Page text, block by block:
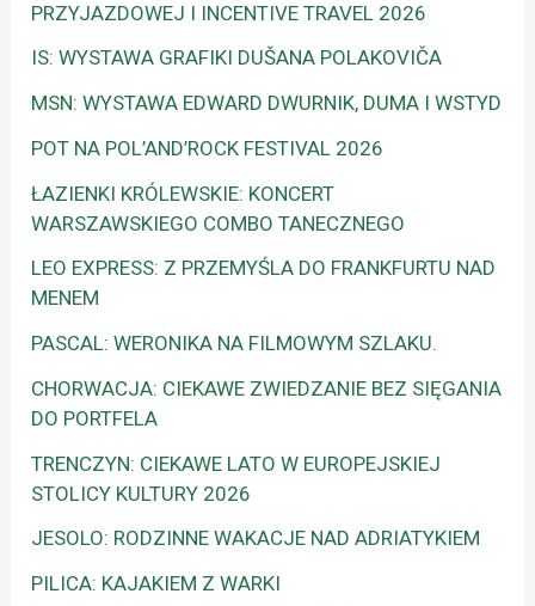
PRZYJAZDOWEJ I INCENTIVE TRAVEL 2026
IS: WYSTAWA GRAFIKI DUŠANA POLAKOVIČA
MSN: WYSTAWA EDWARD DWURNIK, DUMA I WSTYD
POT NA POL’AND’ROCK FESTIVAL 2026
ŁAZIENKI KRÓLEWSKIE: KONCERT
WARSZAWSKIEGO COMBO TANECZNEGO
LEO EXPRESS: Z PRZEMYŚLA DO FRANKFURTU NAD
MENEM
PASCAL: WERONIKA NA FILMOWYM SZLAKU.
CHORWACJA: CIEKAWE ZWIEDZANIE BEZ SIĘGANIA
DO PORTFELA
TRENCZYN: CIEKAWE LATO W EUROPEJSKIEJ
STOLICY KULTURY 2026
JESOLO: RODZINNE WAKACJE NAD ADRIATYKIEM
PILICA: KAJAKIEM Z WARKI